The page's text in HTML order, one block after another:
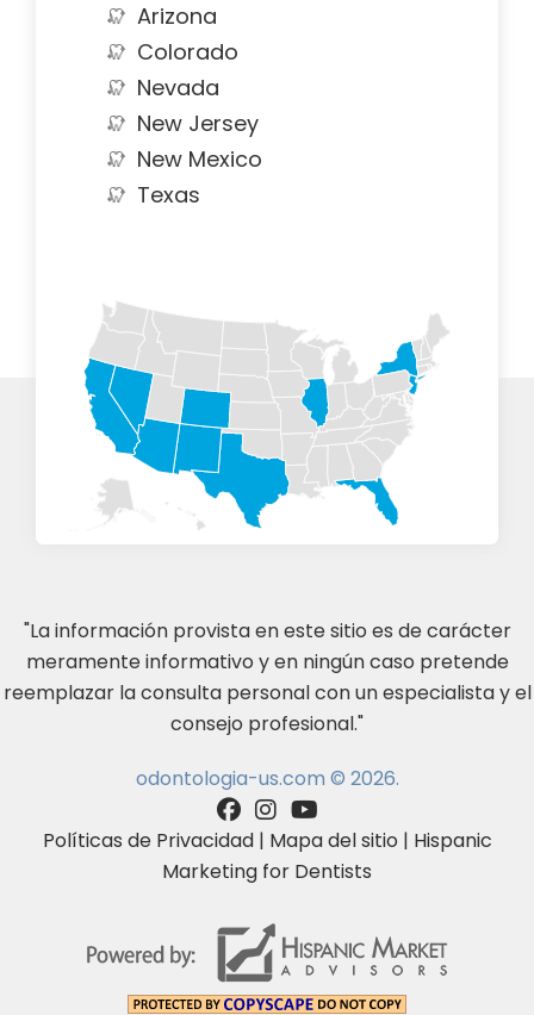
Arizona
Colorado
Nevada
New Jersey
New Mexico
Texas
"La información provista en este sitio es de carácter
meramente informativo y en ningún caso pretende
reemplazar la consulta personal con un especialista y el
consejo profesional."
odontologia-us.com © 2026.
Políticas de Privacidad| Mapa del sitio | Hispanic
Marketing for Dentists